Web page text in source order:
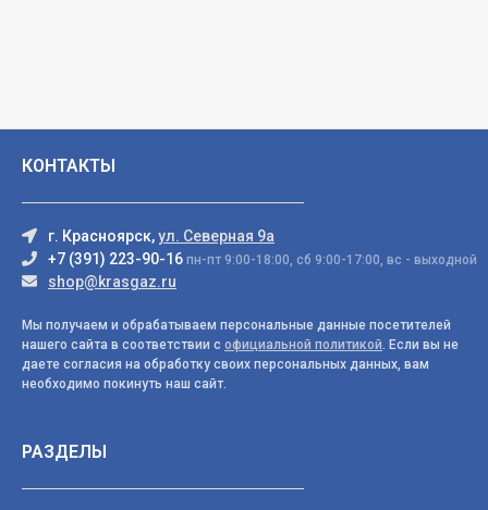
КОНТАКТЫ
г. Красноярск,ул. Северная 9а
+7 (391) 223-90-16 пн-пт 9:00-18:00, сб 9:00-17:00, вс - выходной
shop@krasgaz.ru
Мы получаем и обрабатываем персональные данные посетителей
нашего сайта в соответствии с официальной политикой. Если вы не
даете согласия на обработку своих персональных данных, вам
необходимо покинуть наш сайт.
РАЗДЕЛЫ